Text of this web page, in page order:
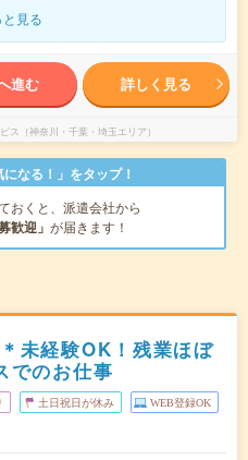
と見る
進む 詳しく見る
ス（神奈川・千葉・埼玉エリア）
なる！」をタップ！
おくと、派遣会社から
歓迎」 が届きます！
未経験OK！残業ほぼ
でのお仕事
土日祝日が休み WEB登録OK